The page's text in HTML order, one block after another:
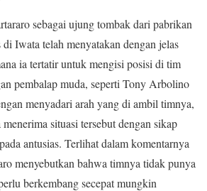
sebagai ujung tombak dari pabrikan
Iwata telah menyatakan dengan jelas
ia tertatir untuk mengisi posisi di tim
pembalap muda, seperti Tony Arbolino
menyadari arah yang di ambil timnya,
situasi tersebut dengan sikap
antusias. Terlihat dalam komentarnya
menyebutkan bahwa timnya tidak punya
berkembang secepat mungkin